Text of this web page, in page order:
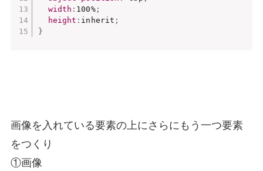
width : 100%;
height : inherit ;
}
画像を入れている要素の上にさらにもう一つ要素
をつくり
①画像